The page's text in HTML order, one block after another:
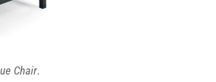
Chair.